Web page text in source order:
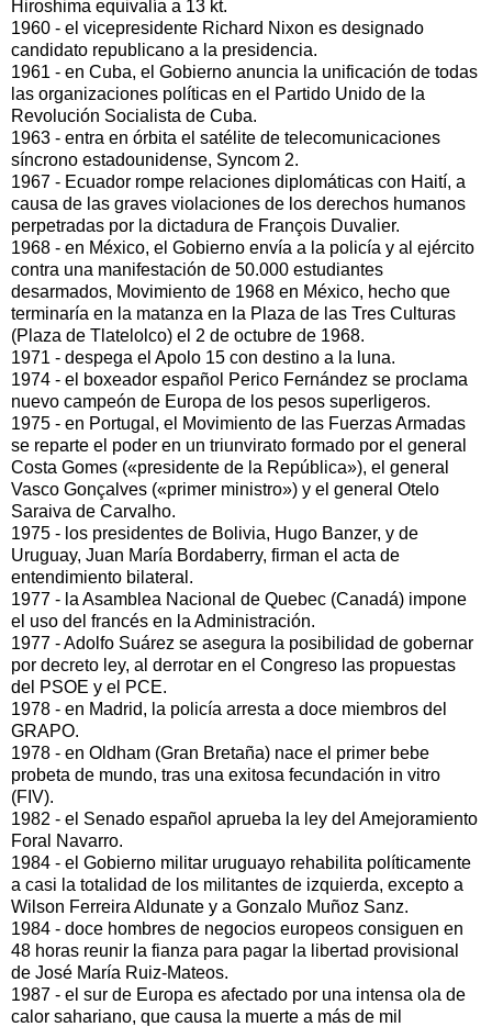
Hiroshima equivalía a 13 kt.
1960 - el vicepresidente Richard Nixon es designado
candidato republicano a la presidencia.
1961 - en Cuba, el Gobierno anuncia la unificación de todas
las organizaciones políticas en el Partido Unido de la
Revolución Socialista de Cuba.
1963 - entra en órbita el satélite de telecomunicaciones
síncrono estadounidense, Syncom 2.
1967 - Ecuador rompe relaciones diplomáticas con Haití, a
causa de las graves violaciones de los derechos humanos
perpetradas por la dictadura de François Duvalier.
1968 - en México, el Gobierno envía a la policía y al ejército
contra una manifestación de 50.000 estudiantes
desarmados, Movimiento de 1968 en México, hecho que
terminaría en la matanza en la Plaza de las Tres Culturas
(Plaza de Tlatelolco) el 2 de octubre de 1968.
1971 - despega el Apolo 15 con destino a la luna.
1974 - el boxeador español Perico Fernández se proclama
nuevo campeón de Europa de los pesos superligeros.
1975 - en Portugal, el Movimiento de las Fuerzas Armadas
se reparte el poder en un triunvirato formado por el general
Costa Gomes («presidente de la República»), el general
Vasco Gonçalves («primer ministro») y el general Otelo
Saraiva de Carvalho.
1975 - los presidentes de Bolivia, Hugo Banzer, y de
Uruguay, Juan María Bordaberry, firman el acta de
entendimiento bilateral.
1977 - la Asamblea Nacional de Quebec (Canadá) impone
el uso del francés en la Administración.
1977 - Adolfo Suárez se asegura la posibilidad de gobernar
por decreto ley, al derrotar en el Congreso las propuestas
del PSOE y el PCE.
1978 - en Madrid, la policía arresta a doce miembros del
GRAPO.
1978 - en Oldham (Gran Bretaña) nace el primer bebe
probeta de mundo, tras una exitosa fecundación in vitro
(FIV).
1982 - el Senado español aprueba la ley del Amejoramiento
Foral Navarro.
1984 - el Gobierno militar uruguayo rehabilita políticamente
a casi la totalidad de los militantes de izquierda, excepto a
Wilson Ferreira Aldunate y a Gonzalo Muñoz Sanz.
1984 - doce hombres de negocios europeos consiguen en
48 horas reunir la fianza para pagar la libertad provisional
de José María Ruiz-Mateos.
1987 - el sur de Europa es afectado por una intensa ola de
calor sahariano, que causa la muerte a más de mil